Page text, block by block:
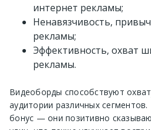
интернет рекламы;
Ненавязчивость,
рекламы;
Эффективность, охват
рекламы.
Видеоборды способствуют
аудитории различных
бонус — они позитивно